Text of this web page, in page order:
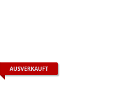
AUSVERKAUFT